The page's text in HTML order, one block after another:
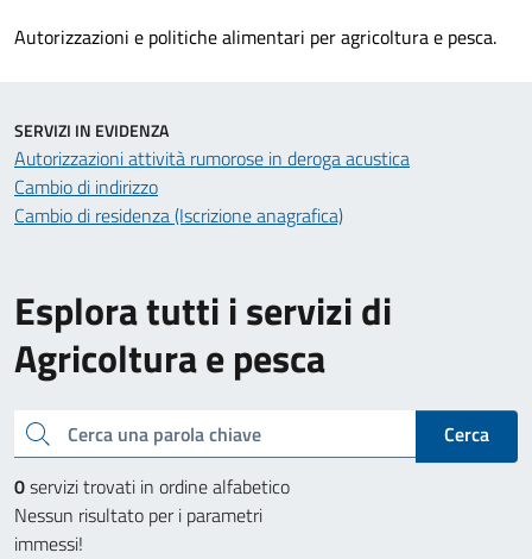
Autorizzazioni e politiche alimentari per agricoltura e pesca.
Esplora tutti i servizi di
Agricoltura e pesca
Cerca una parola chiave
Cerca
0servizi trovati in ordine alfabetico
Nessun risultato per i parametri
immessi!
SERVIZI IN EVIDENZA
Autorizzazioni attività rumorose in deroga acustica
Cambio di indirizzo
Cambio di residenza (Iscrizione anagrafica)